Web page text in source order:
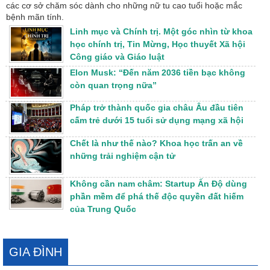
các cơ sở chăm sóc dành cho những nữ tu cao tuổi hoặc mắc
bệnh mãn tính.
Linh mục và Chính trị. Một góc nhìn từ khoa
học chính trị, Tin Mừng, Học thuyết Xã hội
Công giáo và Giáo luật
Elon Musk: “Đến năm 2036 tiền bạc không
còn quan trọng nữa”
Pháp trở thành quốc gia châu Âu đầu tiên
cấm trẻ dưới 15 tuổi sử dụng mạng xã hội
Chết là như thế nào? Khoa học trấn an về
những trải nghiệm cận tử
Không cần nam châm: Startup Ấn Độ dùng
phần mềm để phá thế độc quyền đất hiếm
của Trung Quốc
GIA ĐÌNH